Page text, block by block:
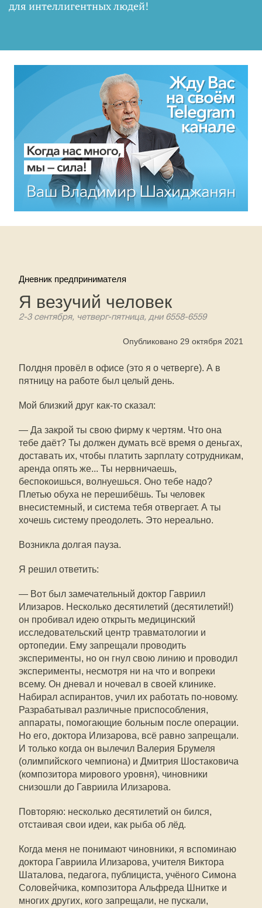
для интеллигентных людей!
Дневник предпринимателя
Я везучий человек
2-3 сентября, четверг-пятница, дни 6558-6559
Опубликовано 29 октября 2021
Полдня провёл в офисе (это я о четверге). А в
пятницу на работе был целый день.
Мой близкий друг как-то сказал:
— Да закрой ты свою фирму к чертям. Что она
тебе даёт? Ты должен думать всё время о деньгах,
доставать их, чтобы платить зарплату сотрудникам,
аренда опять же... Ты нервничаешь,
беспокоишься, волнуешься. Оно тебе надо?
Плетью обуха не перешибёшь. Ты человек
внесистемный, и система тебя отвергает. А ты
хочешь систему преодолеть. Это нереально.
Возникла долгая пауза.
Я решил ответить:
— Вот был замечательный доктор Гавриил
Илизаров. Несколько десятилетий (десятилетий!)
он пробивал идею открыть медицинский
исследовательский центр травматологии и
ортопедии. Ему запрещали проводить
эксперименты, но он гнул свою линию и проводил
эксперименты, несмотря ни на что и вопреки
всему. Он дневал и ночевал в своей клинике.
Набирал аспирантов, учил их работать по-новому.
Разрабатывал различные приспособления,
аппараты, помогающие больным после операции.
Но его, доктора Илизарова, всё равно запрещали.
И только когда он вылечил Валерия Брумеля
(олимпийского чемпиона) и Дмитрия Шостаковича
(композитора мирового уровня), чиновники
снизошли до Гавриила Илизарова.
Повторяю: несколько десятилетий он бился,
отстаивая свои идеи, как рыба об лёд.
Когда меня не понимают чиновники, я вспоминаю
доктора Гавриила Илизарова, учителя Виктора
Шаталова, педагога, публициста, учёного Симона
Соловейчика, композитора Альфреда Шнитке и
многих других, кого запрещали, не пускали,